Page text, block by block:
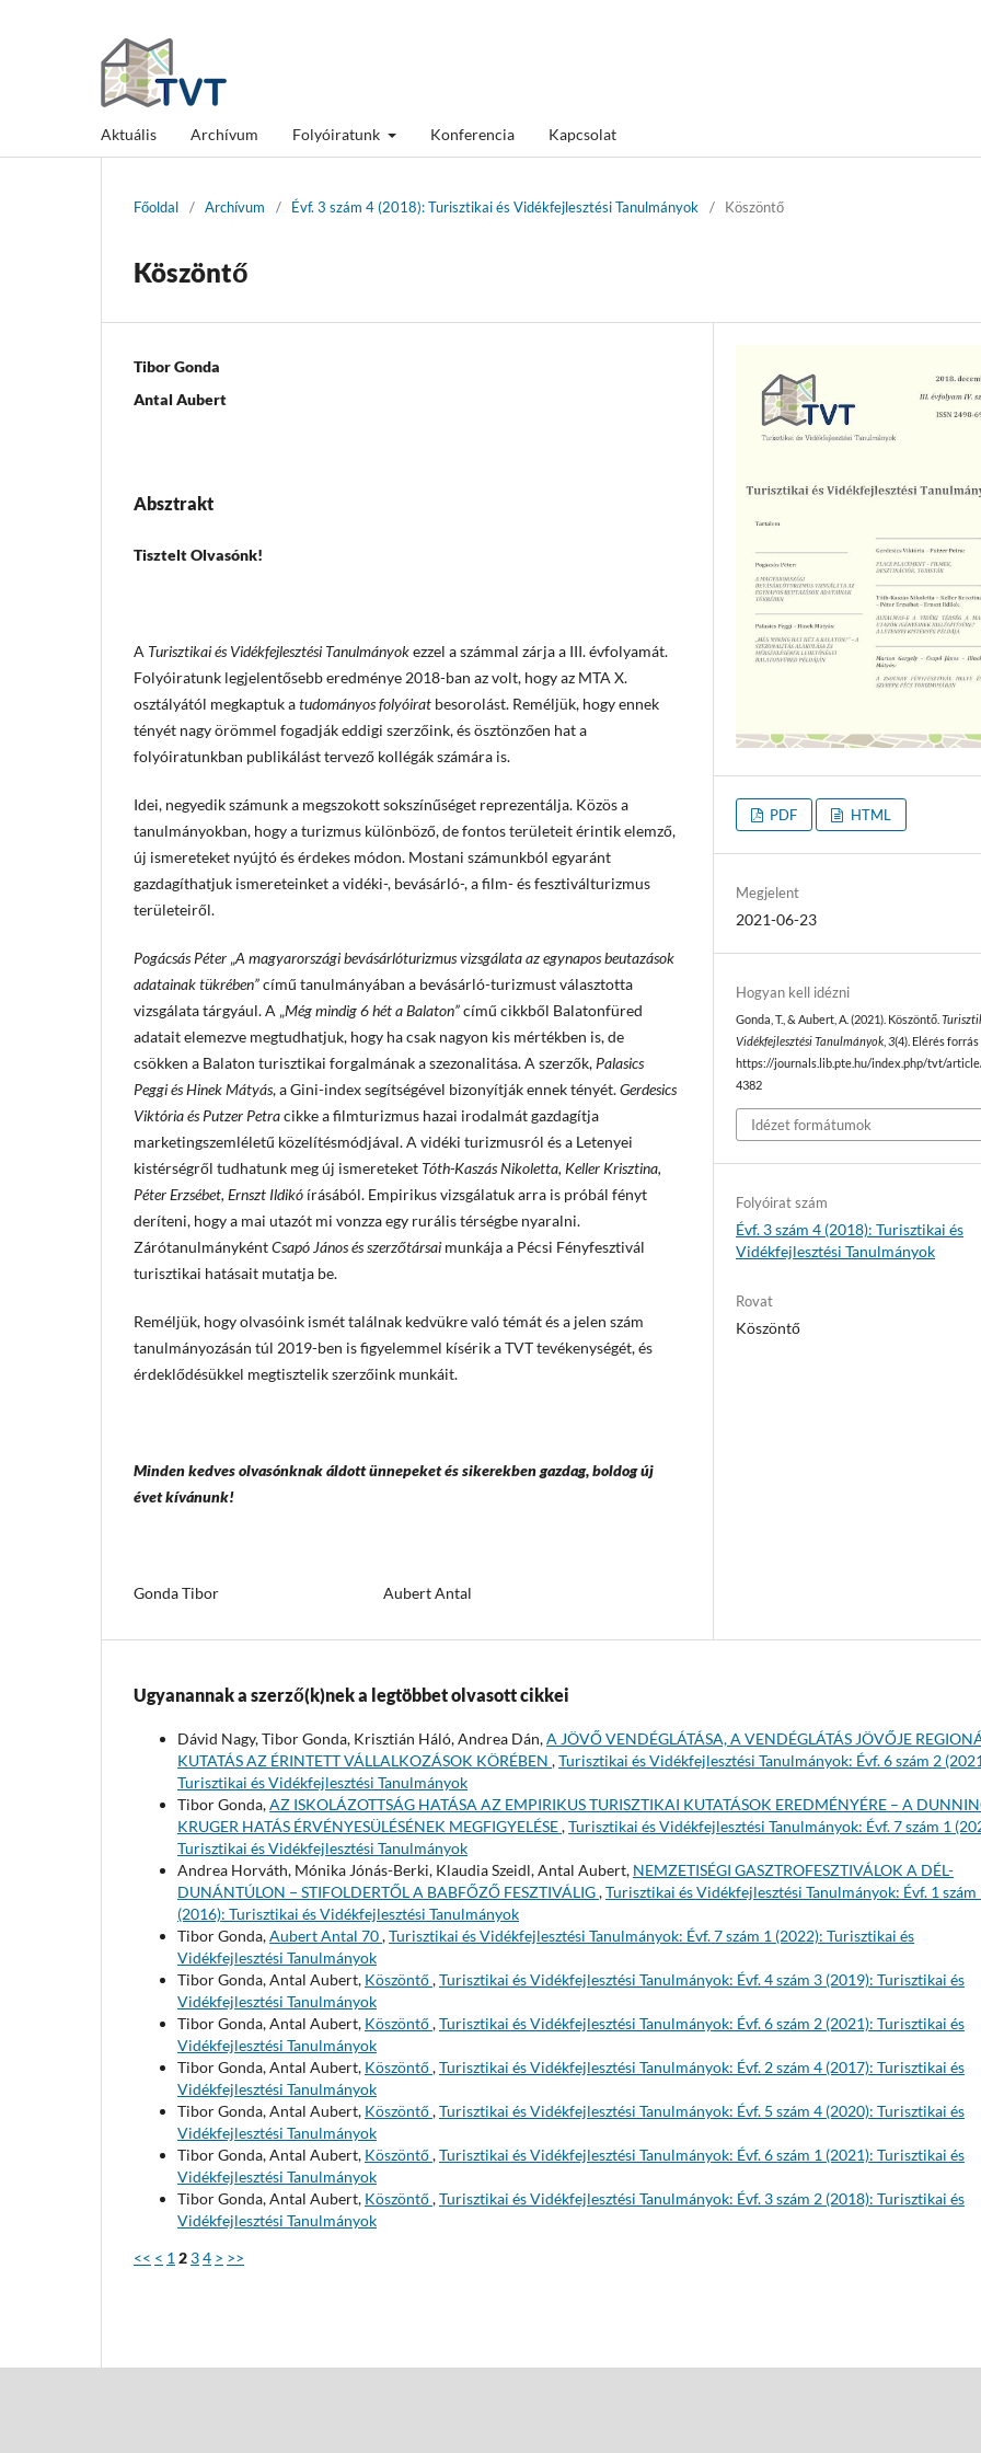
Aktuális Archívum Folyóiratunk Konferencia Kapcsolat
Főoldal / Archívum / Évf. 3 szám 4 (2018): Turisztikai és Vidékfejlesztési Tanulmányok / Köszöntő
Köszöntő
Tibor Gonda
Antal Aubert
Absztrakt
Tisztelt Olvasónk!
A Turisztikai és Vidékfejlesztési Tanulmányokezzel a számmal zárja a III. évfolyamát.
Folyóiratunk legjelentősebb eredménye 2018-ban az volt, hogy az MTA X.
osztályától megkaptuk atudományos folyóirat besorolást. Reméljük, hogy ennek
tényét nagy örömmel fogadják eddigi szerzőink, és ösztönzően hat a
folyóiratunkban publikálást tervező kollégák számára is.
Idei, negyedik számunk a megszokott sokszínűséget reprezentálja. Közös a
tanulmányokban, hogy a turizmus különböző, de fontos területeit érintik elemző,
új ismereteket nyújtó és érdekes módon. Mostani számunkból egyaránt
gazdagíthatjuk ismereteinket a vidéki-, bevásárló-, a film- és fesztiválturizmus
területeiről.
Pogácsás Péter „A magyarországi bevásárlóturizmus vizsgálata az egynapos beutazások
adatainak tükrében”című tanulmányában a bevásárló-turizmust választotta
vizsgálata tárgyául. A „Még mindig 6 hét a Balaton”című cikkből Balatonfüred
adatait elemezve megtudhatjuk, hogy ha csak nagyon kis mértékben is, de
csökken a Balaton turisztikai forgalmának a szezonalitása. A szerzők, Palasics
Peggi és Hinek Mátyás, a Gini-index segítségével bizonyítják ennek tényét.Gerdesics
Viktória és Putzer Petracikke a filmturizmus hazai irodalmát gazdagítja
marketingszemléletű közelítésmódjával. A vidéki turizmusról és a Letenyei
kistérségről tudhatunk meg új ismereteket Tóth-Kaszás Nikoletta, Keller Krisztina,
Péter Erzsébet, Ernszt Ildikó írásából. Empirikus vizsgálatuk arra is próbál fényt
deríteni, hogy a mai utazót mi vonzza egy rurális térségbe nyaralni.
ZárótanulmánykéntCsapó János és szerzőtársai munkája a Pécsi Fényfesztivál
turisztikai hatásait mutatja be.
Reméljük, hogy olvasóink ismét találnak kedvükre való témát és a jelen szám
tanulmányozásán túl 2019-ben is figyelemmel kísérik a TVT tevékenységét, és
érdeklődésükkel megtisztelik szerzőink munkáit.
Minden kedves olvasónknak áldott ünnepeket és sikerekben gazdag, boldog új
évet kívánunk!
Gonda Tibor Aubert Antal
PDF HTML
Megjelent
2021-06-23
Hogyan kell idézni
Gonda, T., & Aubert, A. (2021). Köszöntő.
Vidékfejlesztési Tanulmányok ,3(4). Elérés forrás
https://journals.lib.pte.hu/index.php/tvt/
4382
Idézet formátumok
Folyóirat szám
Évf. 3 szám 4 (2018): Turisztikai és
Vidékfejlesztési Tanulmányok
Rovat
Köszöntő
Ugyanannak a szerző(k)nek a legtöbbet olvasott cikkei
Dávid Nagy, Tibor Gonda, Krisztián Háló, Andrea Dán,A JÖVŐ VENDÉGLÁTÁSA, A VENDÉGLÁTÁS JÖVŐJE
KUTATÁS AZ ÉRINTETT VÁLLALKOZÁSOK KÖRÉBEN ,Turisztikai és Vidékfejlesztési Tanulmányok: Évf. 6 szám 2
Turisztikai és Vidékfejlesztési Tanulmányok
Tibor Gonda,AZ ISKOLÁZOTTSÁG HATÁSA AZ EMPIRIKUS TURISZTIKAI KUTATÁSOK EREDMÉNYÉRE – A
KRUGER HATÁS ÉRVÉNYESÜLÉSÉNEK MEGFIGYELÉSE,Turisztikai és Vidékfejlesztési Tanulmányok: Évf. 7 szám 1
Turisztikai és Vidékfejlesztési Tanulmányok
Andrea Horváth, Mónika Jónás-Berki, Klaudia Szeidl, Antal Aubert, NEMZETISÉGI GASZTROFESZTIVÁLOK A DÉL-
DUNÁNTÚLON − STIFOLDERTŐL A BABFŐZŐ FESZTIVÁLIG,Turisztikai és Vidékfejlesztési Tanulmányok: Évf. 1 szám
(2016): Turisztikai és Vidékfejlesztési Tanulmányok
Tibor Gonda,Aubert Antal 70,Turisztikai és Vidékfejlesztési Tanulmányok: Évf. 7 szám 1 (2022): Turisztikai és
Vidékfejlesztési Tanulmányok
Tibor Gonda, Antal Aubert, Köszöntő,Turisztikai és Vidékfejlesztési Tanulmányok: Évf. 4 szám 3 (2019): Turisztikai és
Vidékfejlesztési Tanulmányok
Tibor Gonda, Antal Aubert, Köszöntő,Turisztikai és Vidékfejlesztési Tanulmányok: Évf. 6 szám 2 (2021): Turisztikai és
Vidékfejlesztési Tanulmányok
Tibor Gonda, Antal Aubert, Köszöntő,Turisztikai és Vidékfejlesztési Tanulmányok: Évf. 2 szám 4 (2017): Turisztikai és
Vidékfejlesztési Tanulmányok
Tibor Gonda, Antal Aubert, Köszöntő,Turisztikai és Vidékfejlesztési Tanulmányok: Évf. 5 szám 4 (2020): Turisztikai és
Vidékfejlesztési Tanulmányok
Tibor Gonda, Antal Aubert, Köszöntő,Turisztikai és Vidékfejlesztési Tanulmányok: Évf. 6 szám 1 (2021): Turisztikai és
Vidékfejlesztési Tanulmányok
Tibor Gonda, Antal Aubert, Köszöntő,Turisztikai és Vidékfejlesztési Tanulmányok: Évf. 3 szám 2 (2018): Turisztikai és
Vidékfejlesztési Tanulmányok
<< < 1 2 34 > >>